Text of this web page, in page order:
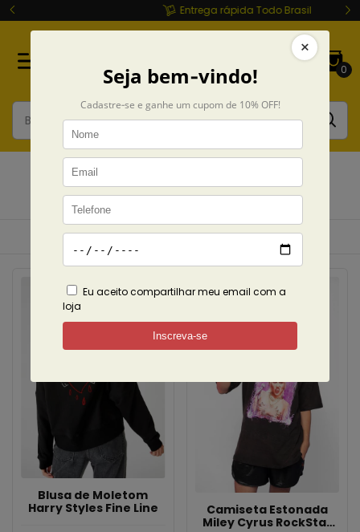
Entrega rápida Todo Brasil
0
Camisetas
Início Camisetas POR TIPO Cropped
Ordenar Filtrar
Blusa de Moletom
Harry Styles Fine Line
Camiseta Estonada
Miley Cyrus RockStar